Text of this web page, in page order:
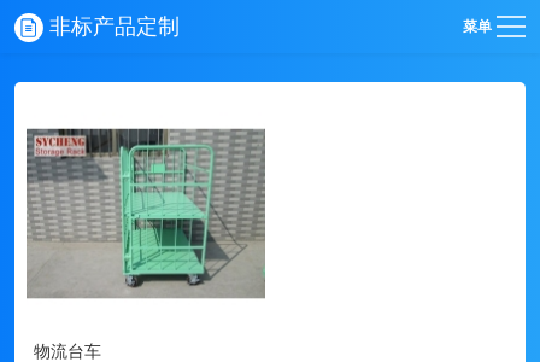
非标产品定制 菜单
物流台车